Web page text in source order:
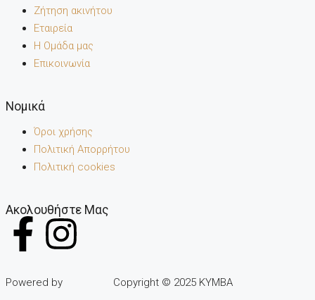
Ζήτηση ακινήτου
Εταιρεία
Η Ομάδα μας
Επικοινωνία
Noμικά
Όροι χρήσης
Πολιτική Απορρήτου
Πολιτική cookies
Ακολουθήστε Μας
Powered by Copyright © 2025 KYMBA